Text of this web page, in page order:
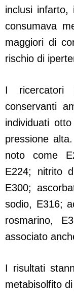
inclusi
consumava
maggiori di
rischio di
I ricercatori
conservanti
individuati
pressione
noto come
E224; nitrito
E300;
sodio, E316;
rosmarino,
associato
I risultati
metabisolfito